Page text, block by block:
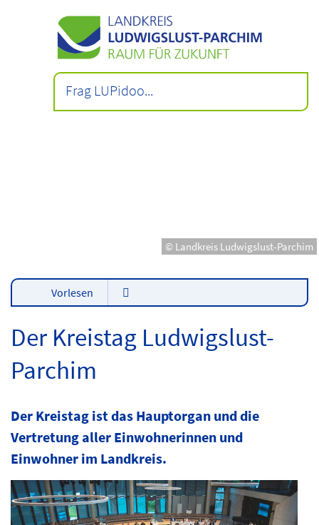
© Landkreis Ludwigslust-Parchim
Vorlesen
Der Kreistag Ludwigslust-
Parchim
Der Kreistag ist das Hauptorgan und die
Vertretung aller Einwohnerinnen und
Einwohner im Landkreis.